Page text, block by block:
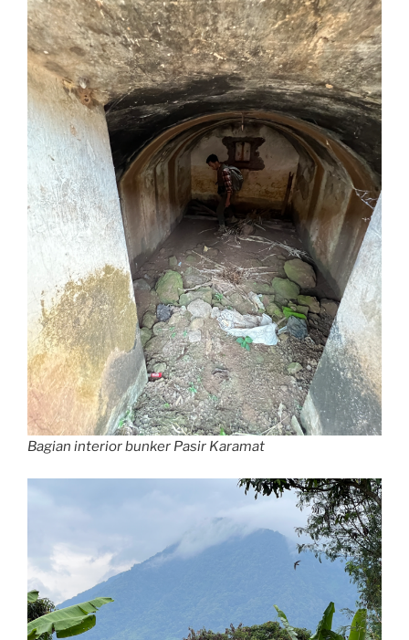
Bagian interior bunker Pasir Karamat